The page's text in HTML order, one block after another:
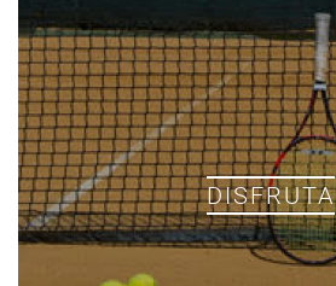
DISFRUTA